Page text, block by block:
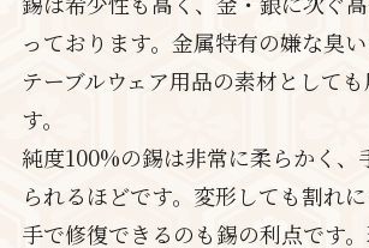
っております。金属特有の嫌な臭い
テーブルウェア用品の素材として
す。
純度100%の錫は非常に柔らかく、
られるほどです。変形しても割れ
手で修復できるのも錫の利点です